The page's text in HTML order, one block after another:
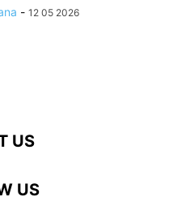
- 12 05 2026
US
US